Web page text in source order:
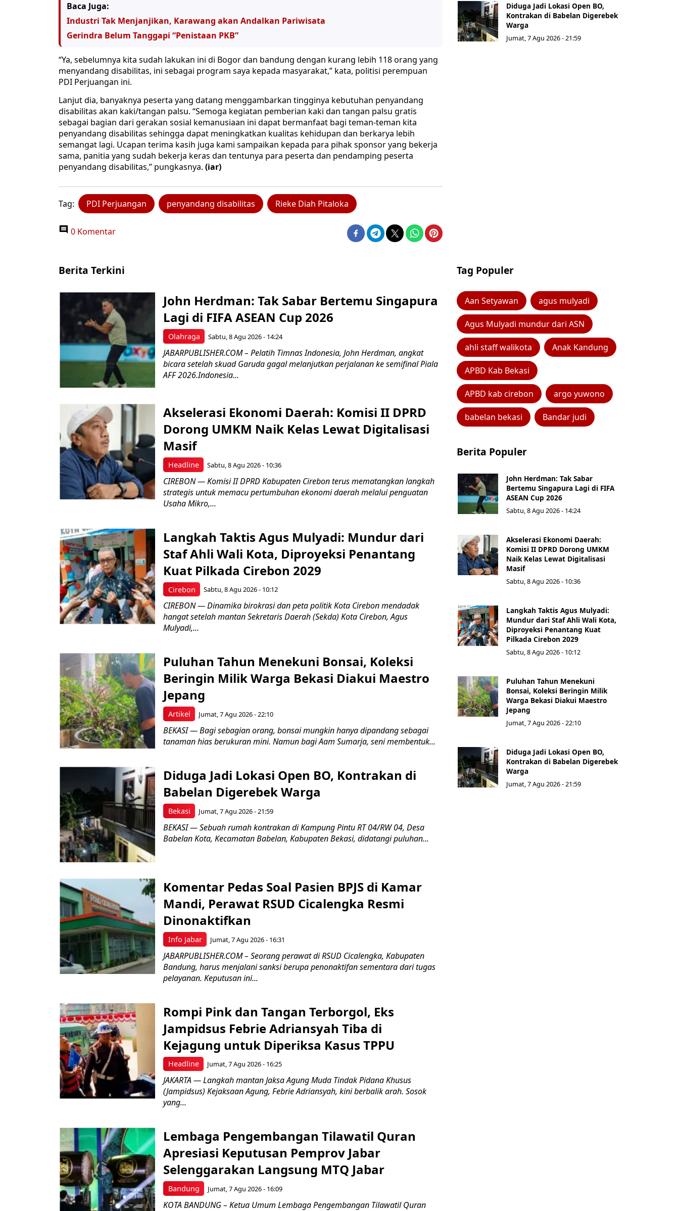
Baca Juga:
Industri Tak Menjanjikan, Karawang akan Andalkan Pariwisata
Gerindra Belum Tanggapi “Penistaan PKB”
“Ya, sebelumnya kita sudah lakukan ini di Bogor dan bandung dengan kurang lebih 118 orang yang
menyandang disabilitas, ini sebagai program saya kepada masyarakat,” kata, politisi perempuan
PDI Perjuangan ini.
Lanjut dia, banyaknya peserta yang datang menggambarkan tingginya kebutuhan penyandang
disabilitas akan kaki/tangan palsu. “Semoga kegiatan pemberian kaki dan tangan palsu gratis
sebagai bagian dari gerakan sosial kemanusiaan ini dapat bermanfaat bagi teman-teman kita
penyandang disabilitas sehingga dapat meningkatkan kualitas kehidupan dan berkarya lebih
semangat lagi. Ucapan terima kasih juga kami sampaikan kepada para pihak sponsor yang bekerja
sama, panitia yang sudah bekerja keras dan tentunya para peserta dan pendamping peserta
penyandang disabilitas,” pungkasnya. (iar)
Tag: PDI Perjuangan penyandang disabilitas Rieke Diah Pitaloka
0 Komentar
Diduga Jadi Lokasi Open BO,
Kontrakan di Babelan Digerebek
Warga
Jumat, 7 Agu 2026 - 21:59
Berita Terkini
Olahraga
John Herdman: Tak Sabar Bertemu Singapura
Lagi di FIFA ASEAN Cup 2026
Sabtu, 8 Agu 2026 - 14:24
JABARPUBLISHER.COM – Pelatih Timnas Indonesia, John Herdman, angkat
bicara setelah skuad Garuda gagal melanjutkan perjalanan ke semifinal Piala
AFF 2026.Indonesia...
Headline
Akselerasi Ekonomi Daerah: Komisi II DPRD
Dorong UMKM Naik Kelas Lewat Digitalisasi
Masif
Sabtu, 8 Agu 2026 - 10:36
CIREBON — Komisi II DPRD Kabupaten Cirebon terus mematangkan langkah
strategis untuk memacu pertumbuhan ekonomi daerah melalui penguatan
Usaha Mikro,...
Cirebon
Langkah Taktis Agus Mulyadi: Mundur dari
Staf Ahli Wali Kota, Diproyeksi Penantang
Kuat Pilkada Cirebon 2029
Sabtu, 8 Agu 2026 - 10:12
CIREBON — Dinamika birokrasi dan peta politik Kota Cirebon mendadak
hangat setelah mantan Sekretaris Daerah (Sekda) Kota Cirebon, Agus
Mulyadi,...
Artikel
Puluhan Tahun Menekuni Bonsai, Koleksi
Beringin Milik Warga Bekasi Diakui Maestro
Jepang
Jumat, 7 Agu 2026 - 22:10
BEKASI — Bagi sebagian orang, bonsai mungkin hanya dipandang sebagai
tanaman hias berukuran mini. Namun bagi Aam Sumarja, seni membentuk...
Bekasi
Diduga Jadi Lokasi Open BO, Kontrakan di
Babelan Digerebek Warga
Jumat, 7 Agu 2026 - 21:59
BEKASI — Sebuah rumah kontrakan di Kampung Pintu RT 04/RW 04, Desa
Babelan Kota, Kecamatan Babelan, Kabupaten Bekasi, didatangi puluhan...
Info Jabar
Komentar Pedas Soal Pasien BPJS di Kamar
Mandi, Perawat RSUD Cicalengka Resmi
Dinonaktifkan
Jumat, 7 Agu 2026 - 16:31
JABARPUBLISHER.COM – Seorang perawat di RSUD Cicalengka, Kabupaten
Bandung, harus menjalani sanksi berupa penonaktifan sementara dari tugas
pelayanan. Keputusan ini...
Headline
Rompi Pink dan Tangan Terborgol, Eks
Jampidsus Febrie Adriansyah Tiba di
Kejagung untuk Diperiksa Kasus TPPU
Jumat, 7 Agu 2026 - 16:25
JAKARTA — Langkah mantan Jaksa Agung Muda Tindak Pidana Khusus
(Jampidsus) Kejaksaan Agung, Febrie Adriansyah, kini berbalik arah. Sosok
yang...
Bandung
Lembaga Pengembangan Tilawatil Quran
Apresiasi Keputusan Pemprov Jabar
Selenggarakan Langsung MTQ Jabar
Jumat, 7 Agu 2026 - 16:09
KOTA BANDUNG – Ketua Umum Lembaga Pengembangan Tilawatil Quran
Tag Populer
Aan Setyawan agus mulyadi
Agus Mulyadi mundur dari ASN
ahli staff walikota Anak Kandung
APBD Kab Bekasi
APBD kab cirebon argo yuwono
babelan bekasi Bandar judi
Berita Populer
John Herdman: Tak Sabar
Bertemu Singapura Lagi di FIFA
ASEAN Cup 2026
Sabtu, 8 Agu 2026 - 14:24
Akselerasi Ekonomi Daerah:
Komisi II DPRD Dorong UMKM
Naik Kelas Lewat Digitalisasi
Masif
Sabtu, 8 Agu 2026 - 10:36
Langkah Taktis Agus Mulyadi:
Mundur dari Staf Ahli Wali Kota,
Diproyeksi Penantang Kuat
Pilkada Cirebon 2029
Sabtu, 8 Agu 2026 - 10:12
Puluhan Tahun Menekuni
Bonsai, Koleksi Beringin Milik
Warga Bekasi Diakui Maestro
Jepang
Jumat, 7 Agu 2026 - 22:10
Diduga Jadi Lokasi Open BO,
Kontrakan di Babelan Digerebek
Warga
Jumat, 7 Agu 2026 - 21:59